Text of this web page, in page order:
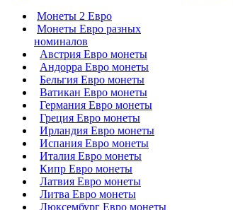
Монеты 2 Евро
Монеты Евро разных
номиналов
Австрия Евро монеты
Андорра Евро монеты
Бельгия Евро монеты
Ватикан Евро монеты
Германия Евро монеты
Греция Евро монеты
Ирландия Евро монеты
Испания Евро монеты
Италия Евро монеты
Кипр Евро монеты
Латвия Евро монеты
Литва Евро монеты
Люксембург Евро монеты